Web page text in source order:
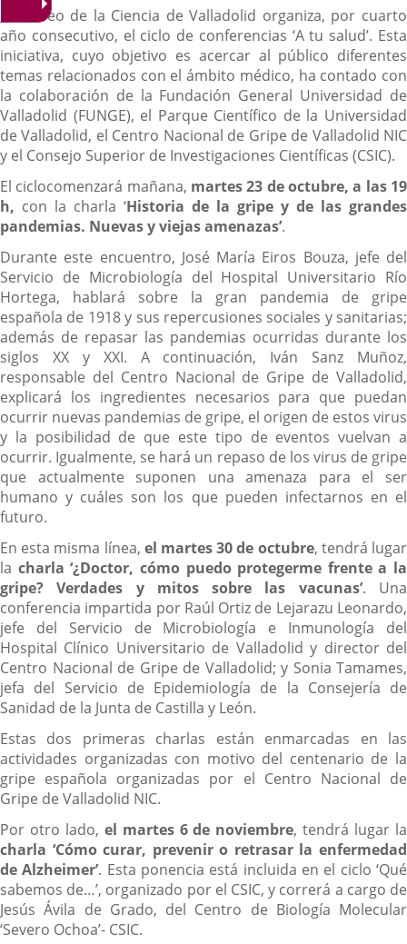
Descripción
El Museo de la Ciencia de Valladolid organiza, por cuarto
año consecutivo, el ciclo de conferencias ‘A tu salud’. Esta
iniciativa, cuyo objetivo es acercar al público diferentes
temas relacionados con el ámbito médico, ha contado con
la colaboración de la Fundación General Universidad de
Valladolid (FUNGE), el Parque Científico de la Universidad
de Valladolid, el Centro Nacional de Gripe de Valladolid NIC
y el Consejo Superior de Investigaciones Científicas (CSIC).
El ciclocomenzará mañana, martes 23 de octubre, a las 19
h, con la charla ‘Historia de la gripe y de las grandes
pandemias. Nuevas y viejas amenazas’.
Durante este encuentro, José María Eiros Bouza, jefe del
Servicio de Microbiología del Hospital Universitario Río
Hortega, hablará sobre la gran pandemia de gripe
española de 1918 y sus repercusiones sociales y sanitarias;
además de repasar las pandemias ocurridas durante los
siglos XX y XXI. A continuación, Iván Sanz Muñoz,
responsable del Centro Nacional de Gripe de Valladolid,
explicará los ingredientes necesarios para que puedan
ocurrir nuevas pandemias de gripe, el origen de estos virus
y la posibilidad de que este tipo de eventos vuelvan a
ocurrir. Igualmente, se hará un repaso de los virus de gripe
que actualmente suponen una amenaza para el ser
humano y cuáles son los que pueden infectarnos en el
futuro.
En esta misma línea, el martes 30 de octubre, tendrá lugar
la charla ‘¿Doctor, cómo puedo protegerme frente a la
gripe? Verdades y mitos sobre las vacunas’. Una
conferencia impartida por Raúl Ortiz de Lejarazu Leonardo,
jefe del Servicio de Microbiología e Inmunología del
Hospital Clínico Universitario de Valladolid y director del
Centro Nacional de Gripe de Valladolid; y Sonia Tamames,
jefa del Servicio de Epidemiología de la Consejería de
Sanidad de la Junta de Castilla y León.
Estas dos primeras charlas están enmarcadas en las
actividades organizadas con motivo del centenario de la
gripe española organizadas por el Centro Nacional de
Gripe de Valladolid NIC.
Por otro lado, el martes 6 de noviembre, tendrá lugar la
charla ‘Cómo curar, prevenir o retrasar la enfermedad
de Alzheimer’. Esta ponencia está incluida en el ciclo ‘Qué
sabemos de…’, organizado por el CSIC, y correrá a cargo de
Jesús Ávila de Grado, del Centro de Biología Molecular
‘Severo Ochoa’- CSIC.